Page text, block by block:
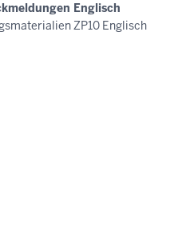
Englisch
ZP10 Englisch